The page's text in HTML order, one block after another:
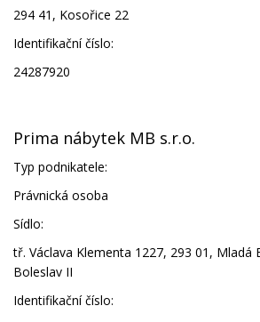
294 41, Kosořice 22
Identifikační číslo:
24287920
Prima nábytek MB s.r.o.
Typ podnikatele:
Právnická osoba
Sídlo:
tř. Václava Klementa 1227, 293 01, Mladá
Boleslav II
Identifikační číslo: